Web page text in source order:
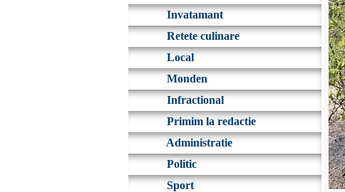
Invatamant
Retete culinare
Local
Monden
Infractional
Primim la redactie
Administratie
Politic
Sport